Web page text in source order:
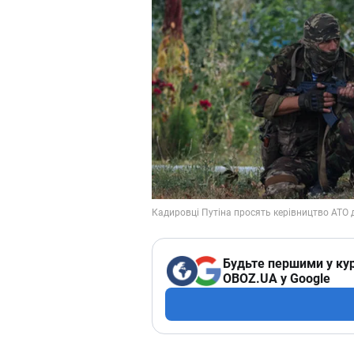
Будьте першими у
OBOZ.UA у Google